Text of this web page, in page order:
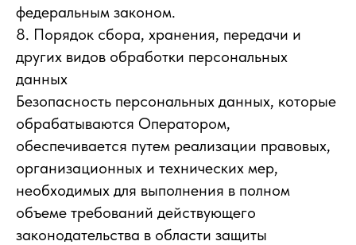
федеральным законом.
8. Порядок сбора, хранения, передачи и
других видов обработки персональных
данных
Безопасность персональных данных, которые
обрабатываются Оператором,
обеспечивается путем реализации правовых,
организационных и технических мер,
необходимых для выполнения в полном
объеме требований действующего
законодательства в области защиты